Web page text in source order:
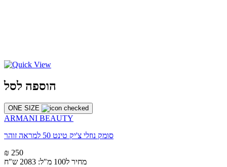
הוספה לסל
ONE SIZE
ARMANI BEAUTY
סומק נוזלי צ'יק טינט 50 למראה זוהר
₪ 250
מחיר ל100 מ"ל: 2083 ש"ח